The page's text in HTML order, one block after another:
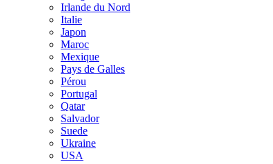
Irlande du Nord
Italie
Japon
Maroc
Mexique
Pays de Galles
Pérou
Portugal
Qatar
Salvador
Suede
Ukraine
USA